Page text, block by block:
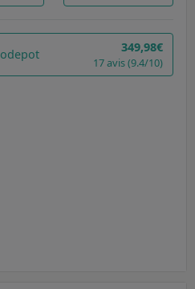
à G
349,98€
17 avis (9.4/10)